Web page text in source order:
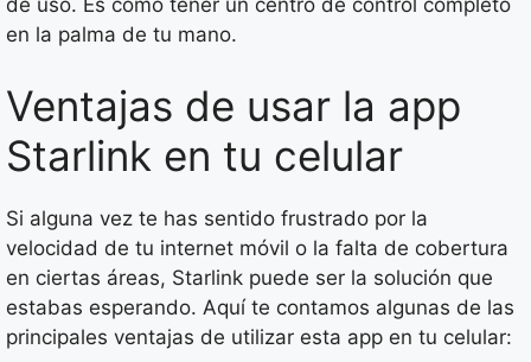
de uso. Es como tener un centro de control completo
en la palma de tu mano.
Ventajas de usar la app
Starlink en tu celular
Si alguna vez te has sentido frustrado por la
velocidad de tu internet móvil o la falta de cobertura
en ciertas áreas, Starlink puede ser la solución que
estabas esperando. Aquí te contamos algunas de las
principales ventajas de utilizar esta app en tu celular: